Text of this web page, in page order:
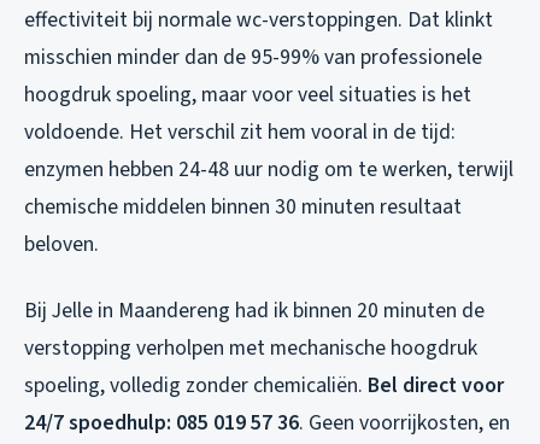
effectiviteit bij normale wc-verstoppingen. Dat klinkt
misschien minder dan de 95-99% van professionele
hoogdruk spoeling, maar voor veel situaties is het
voldoende. Het verschil zit hem vooral in de tijd:
enzymen hebben 24-48 uur nodig om te werken, terwijl
chemische middelen binnen 30 minuten resultaat
beloven.
Bij Jelle in Maandereng had ik binnen 20 minuten de
verstopping verholpen met mechanische hoogdruk
spoeling, volledig zonder chemicaliën. Bel direct voor
24/7 spoedhulp: 085 019 57 36. Geen voorrijkosten, en